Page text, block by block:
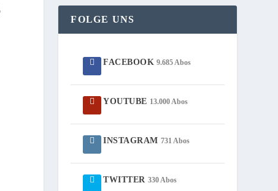
FOLGE UNS
FACEBOOK 9.685 Abos
YOUTUBE 13.000 Abos
INSTAGRAM 731 Abos
TWITTER 330 Abos